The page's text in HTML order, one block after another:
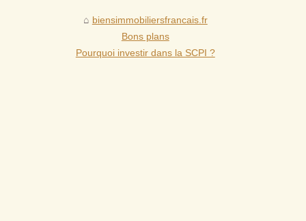
biensimmobiliersfrancais.fr
Bons plans
Pourquoi investir dans la SCPI ?